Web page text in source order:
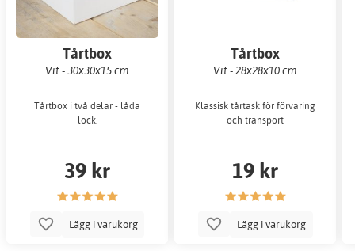
Tårtbox
Vit - 30x30x15 cm
Tårtbox i två delar - låda
lock.
39 kr
Lägg i varukorg
Tårtbox
Vit - 28x28x10 cm
Klassisk tårtask för förvaring
och transport
19 kr
Lägg i varukorg